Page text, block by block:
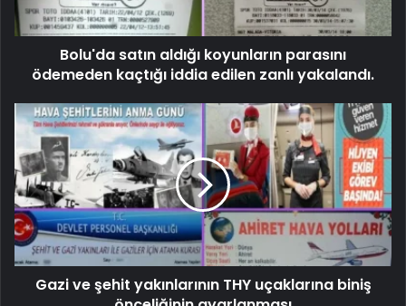
Bolu'da satın aldığı koyunların parasını
ödemeden kaçtığı iddia edilen zanlı yakalandı.
Gazi ve şehit yakınlarının THY uçaklarına biniş